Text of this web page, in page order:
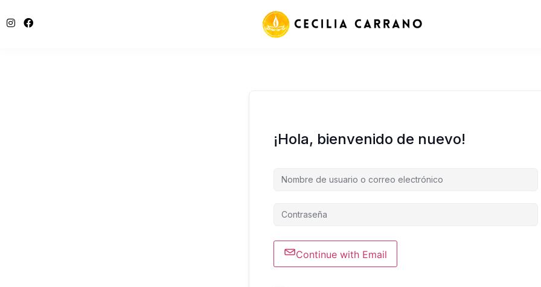
¡Hola, bienvenido de nuevo!
Continue with Email